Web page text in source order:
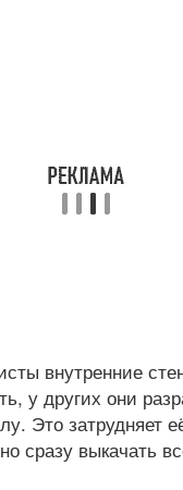
внутренние
у других они
Это затрудняет
сразу выкачать